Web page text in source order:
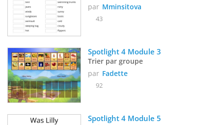
par Mminsitova
43
Spotlight 4 Module 3
Trier par groupe
par Fadette
92
Spotlight 4 Module 5